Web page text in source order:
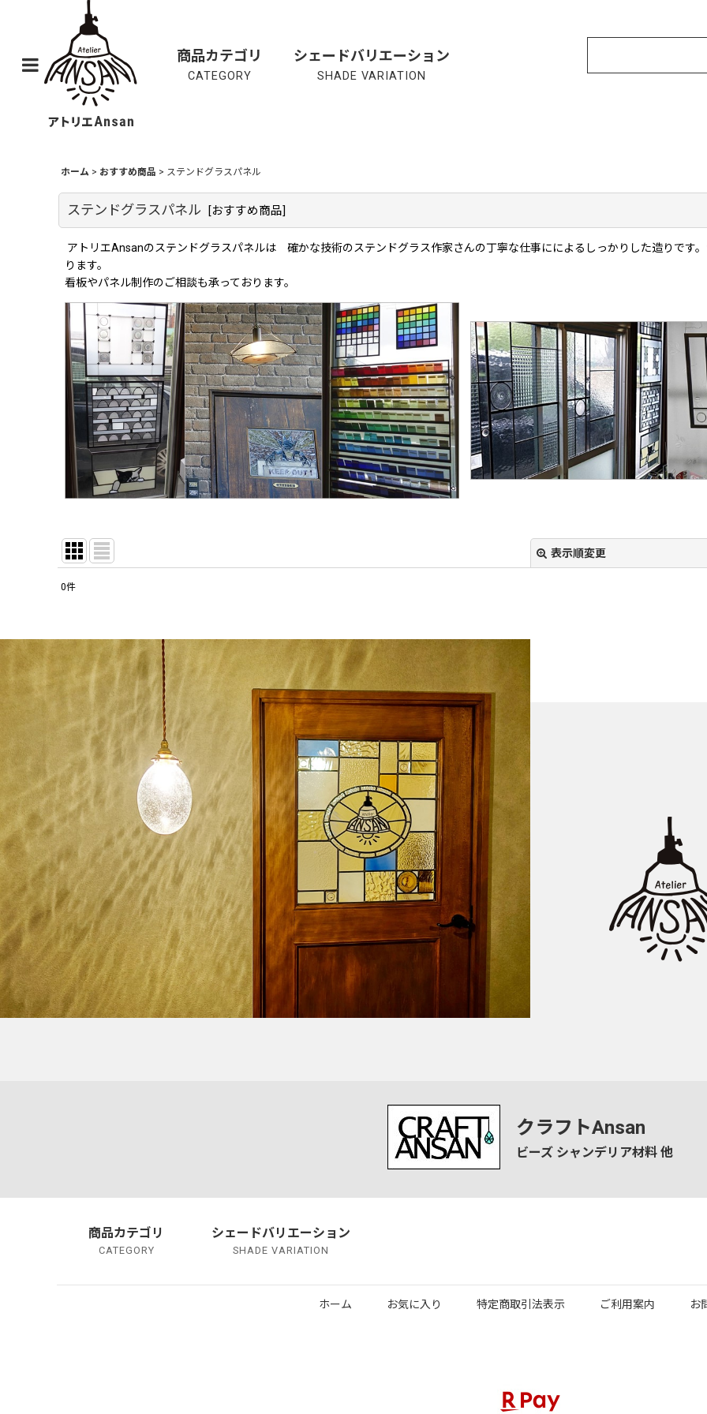
商品カテゴリ
CATEGORY
シェードバリエーション
SHADE VARIATION
ホーム > おすすめ商品 > ステンドグラスパネル
ステンドグラスパネル [おすすめ商品]
アトリエAnsanのステンドグラスパネルは 確かな技術のステンドグラス作家さんの丁寧な仕事にによるしっかりした造りです
ります。
看板やパネル制作のご相談も承っております。
表示順変更
並び順:
0件
クラフトAnsan
ビーズ シャンデリア材料 他
商品カテゴリ
CATEGORY
シェードバリエーション
SHADE VARIATION
ホーム お気に入り 特定商取引法表示 ご利用案内 お